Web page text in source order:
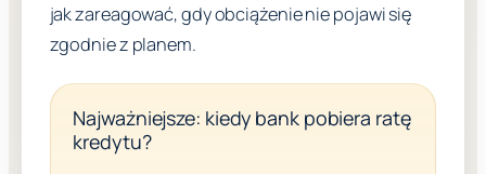
jak zareagować, gdy obciążenie nie pojawi się
zgodnie z planem.
Najważniejsze: kiedy bank pobiera ratę
kredytu?